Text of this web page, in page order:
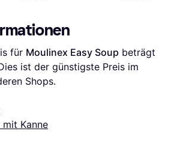
für Moulinex Easy Soup beträgt
ist der günstigste Preis im
Shops.
Kanne